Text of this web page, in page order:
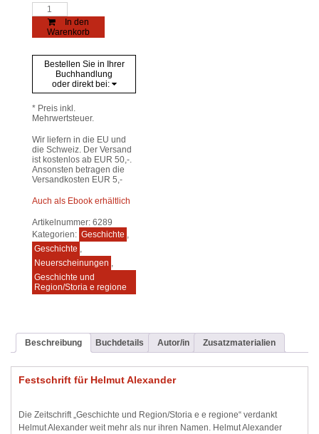
Geschichte
und
Region
/
e
regione
Sonderheft
Menge
In den
Warenkorb
Bestellen Sie in Ihrer
Buchhandlung
oder direkt bei:
* Preis inkl.
Mehrwertsteuer.
Wir liefern in die EU und
die Schweiz. Der Versand
ist kostenlos ab EUR 50,-.
Ansonsten betragen die
Versandkosten EUR 5,-
Auch als Ebook erhältlich
Artikelnummer: 6289
Kategorien: Geschichte ,
Geschichte ,
Neuerscheinungen ,
Geschichte und
Region/Storia e regione
Beschreibung Buchdetails Autor/in Zusatzmaterialien
Festschrift für Helmut Alexander
Die Zeitschrift „Geschichte und Region/Storia e e regione“ verdankt
Helmut Alexander weit mehr als nur ihren Namen. Helmut Alexander